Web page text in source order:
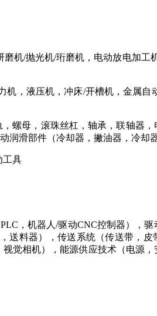
机/抛光机/珩磨机，电动放电加工
，液压机，冲床/开槽机，金属自
螺母，滚珠丝杠，轴承，联轴器
滑部件（冷却器，撇油器，冷却
工具
，机器人/驱动CNC控制器），驱
送料器），传送系统（传送带，皮
觉相机），能源供应技术（电源